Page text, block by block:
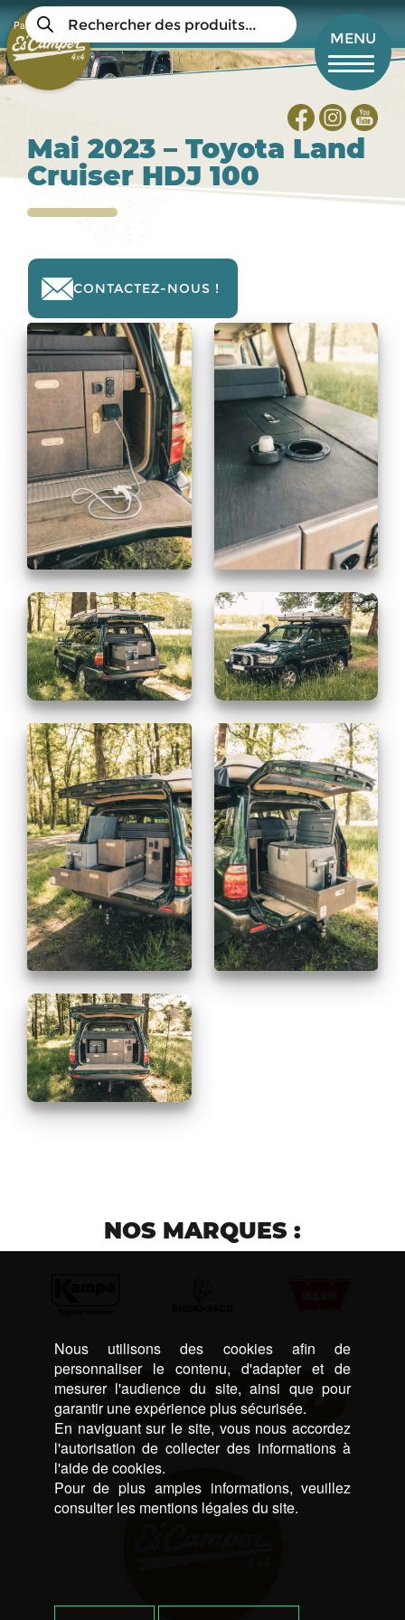
Aller
au
contenu
principal
Panier Mon compte
Recherche
de
produits
MENU
Mai 2023 – Toyota Land
Cruiser HDJ 100
CONTACTEZ-NOUS !
NOS MARQUES :
06 51 00 63 37
Nous utilisons des cookies afin de
personnaliser le contenu, d'adapter et de
mesurer l'audience du site, ainsi que pour
garantir une expérience plus sécurisée.
En naviguant sur le site, vous nous accordez
l'autorisation de collecter des informations à
l'aide de cookies.
Pour de plus amples informations, veuillez
consulter les mentions légales du site.